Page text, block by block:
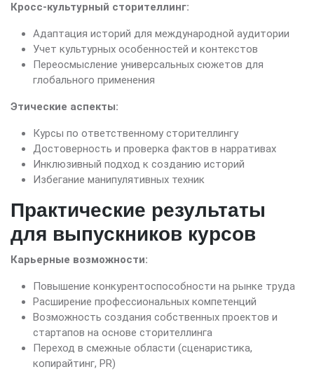
Кросс-культурный сторителлинг:
Адаптация историй для международной аудитории
Учет культурных особенностей и контекстов
Переосмысление универсальных сюжетов для
глобального применения
Этические аспекты:
Курсы по ответственному сторителлингу
Достоверность и проверка фактов в нарративах
Инклюзивный подход к созданию историй
Избегание манипулятивных техник
Практические результаты
для выпускников курсов
Карьерные возможности:
Повышение конкурентоспособности на рынке труда
Расширение профессиональных компетенций
Возможность создания собственных проектов и
стартапов на основе сторителлинга
Переход в смежные области (сценаристика,
копирайтинг, PR)